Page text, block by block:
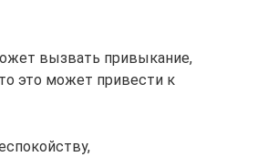
вызвать привыкание,
это может привести к